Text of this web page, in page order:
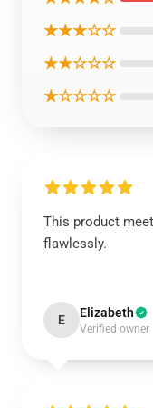
★★★☆☆
★★☆☆☆
★☆☆☆☆
This product
flawlessly.
E Elizabeth
Verified owner